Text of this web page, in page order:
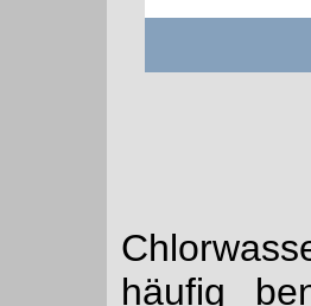
häufig